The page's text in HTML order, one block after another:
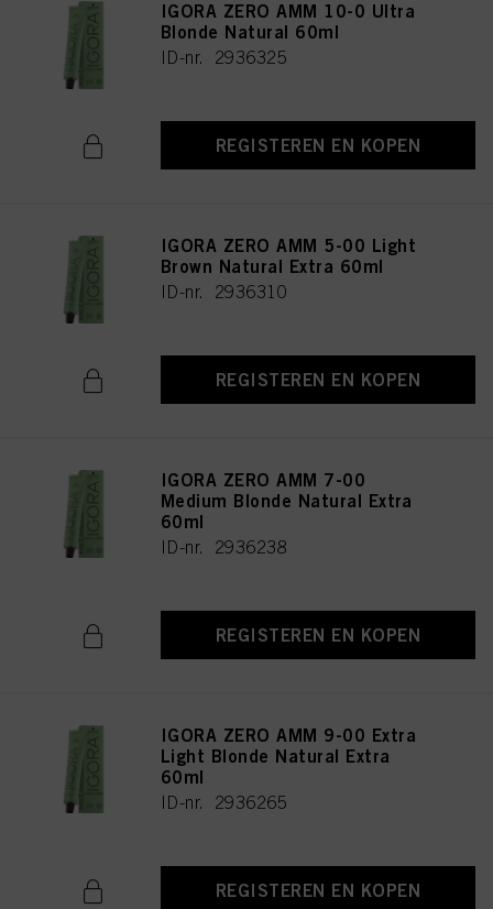
IGORA ZERO AMM 10-0 Ultra
Blonde Natural 60ml
ID-nr. 2936325
REGISTEREN EN KOPEN
IGORA ZERO AMM 5-00 Light
Brown Natural Extra 60ml
ID-nr. 2936310
REGISTEREN EN KOPEN
IGORA ZERO AMM 7-00
Medium Blonde Natural Extra
60ml
ID-nr. 2936238
REGISTEREN EN KOPEN
IGORA ZERO AMM 9-00 Extra
Light Blonde Natural Extra
60ml
ID-nr. 2936265
REGISTEREN EN KOPEN